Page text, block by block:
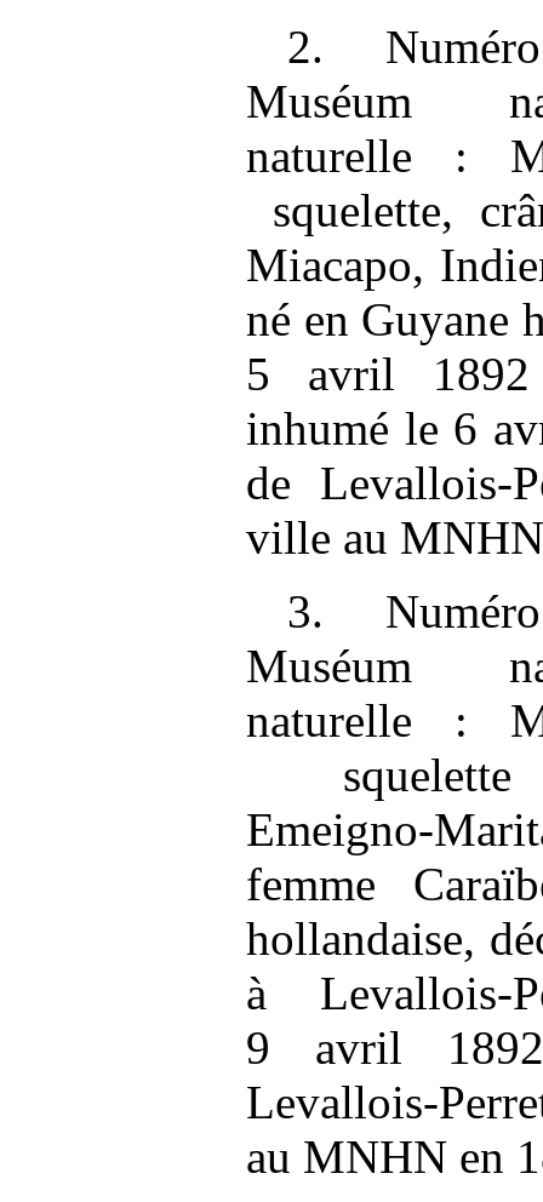
2.
Muséum
naturelle :
squelette,
Miacapo,
né en Guyane
5 avril 1892
inhumé le 6
de
ville au
3.
Muséum
naturelle :
femme
hollandaise,
à
9 avril
au MNHN en